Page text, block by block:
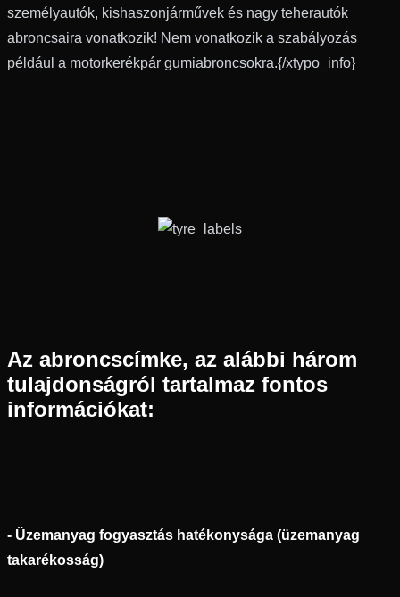
személyautók, kishaszonjárművek és nagy teherautók
abroncsaira vonatkozik! Nem vonatkozik a szabályozás
például a motorkerékpár gumiabroncsokra.{/xtypo_info}
Az abroncscímke, az alábbi három
tulajdonságról tartalmaz fontos
információkat:
- Üzemanyag fogyasztás hatékonysága (üzemanyag
takarékosság)